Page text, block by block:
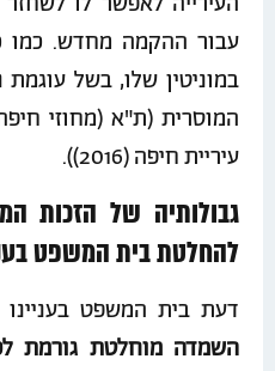
עבור ההקמה מחדש. כמו
במוניטין שלו, בשל
עיריית חיפה (2016)).
גבולותיה של הזכות
להחלטת בית המשפט
דעת בית המשפט
השמדה מוחלטת גורמת